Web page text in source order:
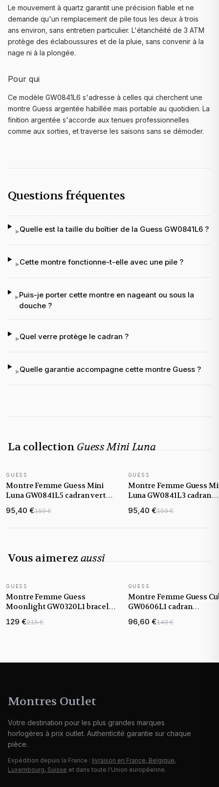
Le mouvement à quartz garantit une précision fiable et ne
demande qu'un remplacement de pile tous les deux à trois
ans environ, sans entretien particulier. L'étanchéité de 3 ATM
protège des éclaboussures et de la pluie, sans convenir à la
nage ni à la plongée.
Pour qui
Ce modèle GW0841L6 s'adresse à celles qui cherchent une
montre Guess argentée habillée mais portable au quotidien. La
finition argentée s'accorde aux tenues professionnelles
comme aux sorties, et traverse les saisons sans se démoder.
Questions fréquentes
▸Quelle est la taille du boîtier de la Guess GW0841L6 ?
▸Cette montre fonctionne-t-elle avec une pile ?
▸Puis-je porter cette montre en nageant ou sous la
douche ?
▸Quel verre protège le cadran ?
▸Quelle garantie accompagne cette montre Guess ?
La collection Guess Mini Luna
NOUVEAUTÉ
GUESS
Montre Femme Guess Mini
Luna GW0841L5 cadran vert
bracelet acier
95,40 €159 €
NOUVEAUTÉ
GUESS
Montre Femme Guess
Luna GW0841L3 cadran
argenté bracelet acier
95,40 €159 €
Vous aimerez aussi
GUESS
Montre Femme Guess
Moonlight GW0320L1 bracelet
strass
129 €215 €
NOUVEAUTÉ
GUESS
Montre Femme Guess
GW0606L1 cadran
acier argenté
96,60 €149 €
Montres Outlet
Votre destination pour les plus grandes marques
horlogères à prix outlet. Authenticité garantie sur chaque
pièce.
Expédition depuis la France : livraison en France, Belgique,
Luxembourg, Suisse et dans toute l'Union européenne.